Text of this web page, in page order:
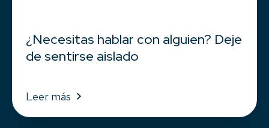
¿Necesitas hablar con alguien? Deje
de sentirse aislado
Leer más